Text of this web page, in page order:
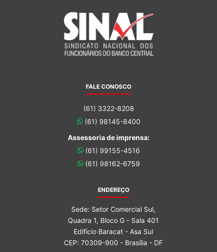
FALE CONOSCO
(61) 3322-8208
(61) 98145-8400
Assessoria de imprensa:
(61) 99155-4516
(61) 98162-6759
ENDEREÇO
Sede: Setor Comercial Sul,
Quadra 1, Bloco G - Sala 401
Edifício Baracat - Asa Sul
CEP: 70309-900 - Brasília - DF